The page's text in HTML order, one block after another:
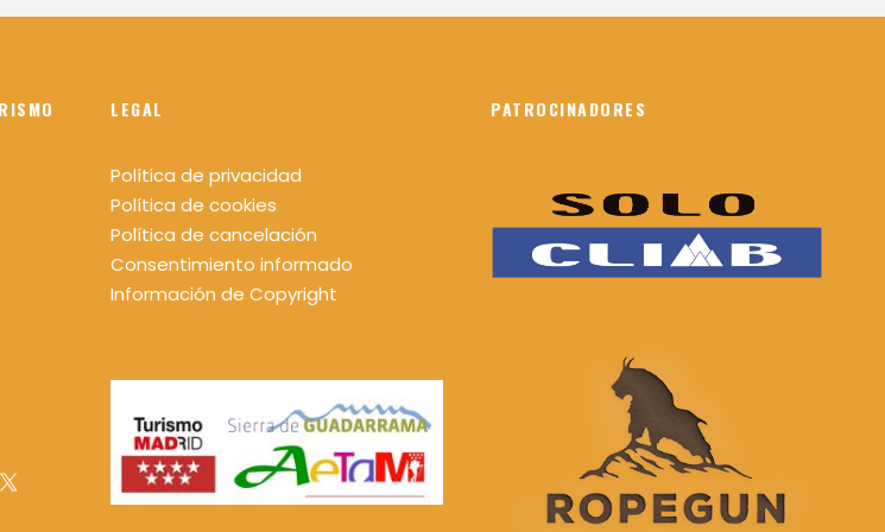
LEGAL
Política de privacidad
Política de cookies
Política de cancelación
Consentimiento informado
Información de Copyright
PATROCINADORES